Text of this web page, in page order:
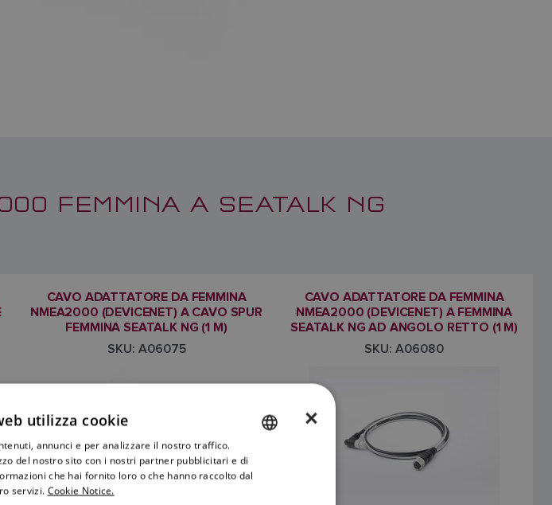
FEMMINA A SEATALK NG
CAVO ADATTATORE DA FEMMINA
NMEA2000 (DEVICENET) A CAVO SPUR
FEMMINA SEATALK NG (1 M)
SKU: A06075
CAVO ADATTATORE DA FEMMINA
NMEA2000 (DEVICENET) A FEMMINA
SEATALK NG AD ANGOLO RETTO (1 M)
SKU: A06080
×
utilizza cookie
annunci e per analizzare il nostro traffico.
del nostro sito con i nostri partner pubblicitari e di
che hai fornito loro o che hanno raccolto dal
servizi. Cookie Notice.